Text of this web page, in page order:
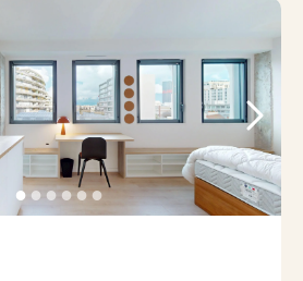
●●●●●●